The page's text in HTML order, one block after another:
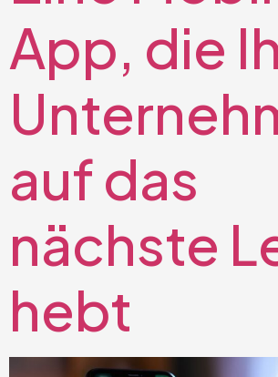
App, die
auf das
nächste
hebt